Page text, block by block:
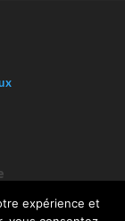
expérience et